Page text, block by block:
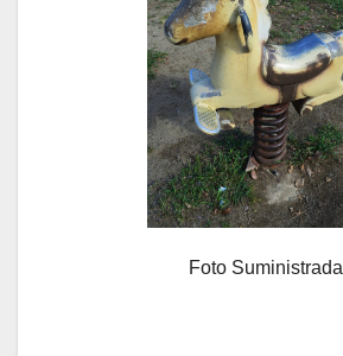
Foto Suministrada